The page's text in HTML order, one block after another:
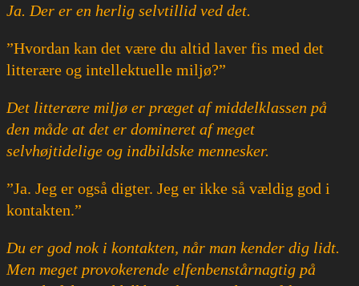
Ja. Der er en herlig selvtillid ved det.
”Hvordan kan det være du altid laver fis med det
litterære og intellektuelle miljø?”
Det litterære miljø er præget af middelklassen på
den måde at det er domineret af meget
selvhøjtidelige og indbildske mennesker.
”Ja. Jeg er også digter. Jeg er ikke så vældig god i
kontakten.”
Du er god nok i kontakten, når man kender dig lidt.
Men meget provokerende elfenbenstårnagtig på